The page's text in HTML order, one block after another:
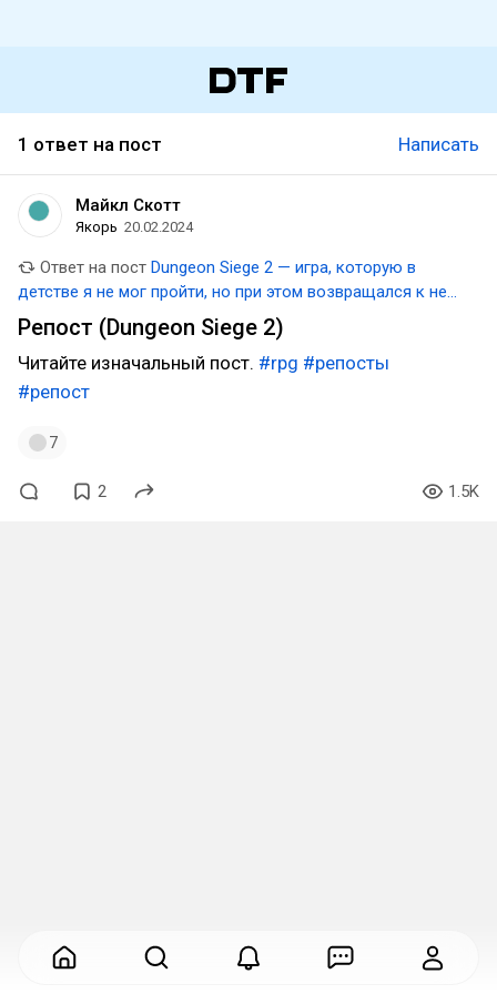
1 ответ на пост Написать
Майкл Скотт
Якорь 20.02.2024
Ответ на пост Dungeon Siege 2 — игра, которую в
детстве я не мог пройти, но при этом возвращался к ней
вновь и вновь
Репост (Dungeon Siege 2)
Читайте изначальный пост. #rpg #репосты
#репост
7
2 1.5K